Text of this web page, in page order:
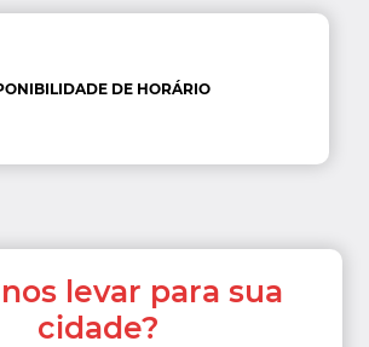
DE HORÁRIO
levar para sua
cidade?